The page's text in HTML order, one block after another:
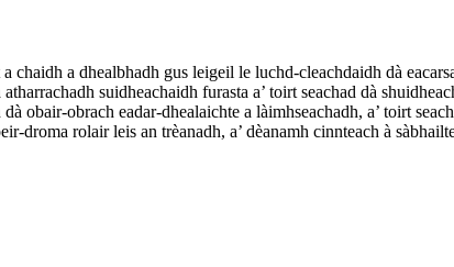
a dhealbhadh gus leigeil le luchd-cleachdaidh dà
suidheachaidh furasta a’ toirt seachad dà
obair-obrach eadar-dhealaichte a làimhseachadh, a’ toirt
rolair leis an trèanadh, a’ dèanamh cinnteach à